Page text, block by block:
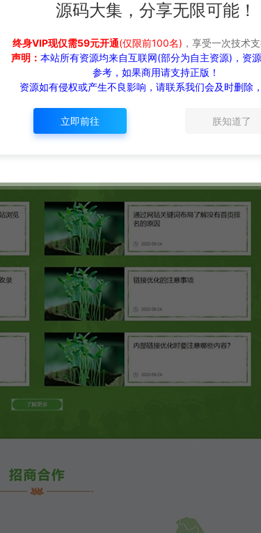
源码大集，分享无限可能！
终身VIP现仅需59元开通(仅限前100名) ，享受一次技术
声明： 本站所有资源均来自互联网(部分为自主资源)，资
参考，如果商用请支持正版！
资源如有侵权或产生不良影响，请联系我们会及时删除
立即前往 朕知道了